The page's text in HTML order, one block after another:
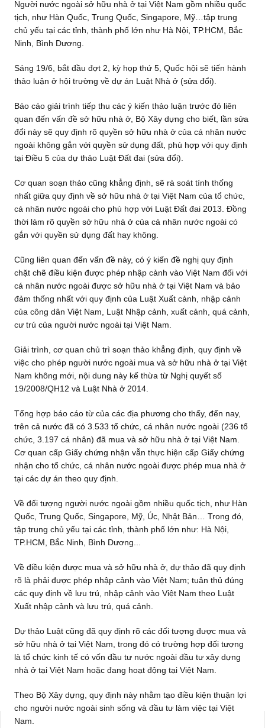
Người nước ngoài sở hữu nhà ở tại Việt Nam gồm nhiều quốc
tịch, như Hàn Quốc, Trung Quốc, Singapore, Mỹ…tập trung
chủ yếu tại các tỉnh, thành phố lớn như Hà Nội, TP.HCM, Bắc
Ninh, Bình Dương.
Sáng 19/6, bắt đầu đợt 2, kỳ họp thứ 5, Quốc hội sẽ tiến hành
thảo luận ở hội trường về dự án Luật Nhà ở (sửa đổi).
Báo cáo giải trình tiếp thu các ý kiến thảo luận trước đó liên
quan đến vấn đề sở hữu nhà ở, Bộ Xây dựng cho biết, lần sửa
đổi này sẽ quy định rõ quyền sở hữu nhà ở của cá nhân nước
ngoài không gắn với quyền sử dụng đất, phù hợp với quy định
tại Điều 5 của dự thảo Luật Đất đai (sửa đổi).
Cơ quan soạn thảo cũng khẳng định, sẽ rà soát tính thống
nhất giữa quy định về sở hữu nhà ở tại Việt Nam của tổ chức,
cá nhân nước ngoài cho phù hợp với Luật Đất đai 2013. Đồng
thời làm rõ quyền sở hữu nhà ở của cá nhân nước ngoài có
gắn với quyền sử dụng đất hay không.
Cũng liên quan đến vấn đề này, có ý kiến đề nghị quy định
chặt chẽ điều kiện được phép nhập cảnh vào Việt Nam đối với
cá nhân nước ngoài được sở hữu nhà ở tại Việt Nam và bảo
đảm thống nhất với quy định của Luật Xuất cảnh, nhập cảnh
của công dân Việt Nam, Luật Nhập cảnh, xuất cảnh, quá cảnh,
cư trú của người nước ngoài tại Việt Nam.
Giải trình, cơ quan chủ trì soạn thảo khẳng định, quy định về
việc cho phép người nước ngoài mua và sở hữu nhà ở tại Việt
Nam không mới, nội dung này kế thừa từ Nghị quyết số
19/2008/QH12 và Luật Nhà ở 2014.
Tổng hợp báo cáo từ của các địa phương cho thấy, đến nay,
trên cả nước đã có 3.533 tổ chức, cá nhân nước ngoài (236 tổ
chức, 3.197 cá nhân) đã mua và sở hữu nhà ở tại Việt Nam.
Cơ quan cấp Giấy chứng nhận vẫn thực hiện cấp Giấy chứng
nhận cho tổ chức, cá nhân nước ngoài được phép mua nhà ở
tại các dự án theo quy định.
Về đối tượng người nước ngoài gồm nhiều quốc tịch, như Hàn
Quốc, Trung Quốc, Singapore, Mỹ, Úc, Nhật Bản… Trong đó,
tập trung chủ yếu tại các tỉnh, thành phố lớn như: Hà Nội,
TP.HCM, Bắc Ninh, Bình Dương...
Về điều kiện được mua và sở hữu nhà ở, dự thảo đã quy định
rõ là phải được phép nhập cảnh vào Việt Nam; tuân thủ đúng
các quy định về lưu trú, nhập cảnh vào Việt Nam theo Luật
Xuất nhập cảnh và lưu trú, quá cảnh.
Dự thảo Luật cũng đã quy định rõ các đối tượng được mua và
sở hữu nhà ở tại Việt Nam, trong đó có trường hợp đối tượng
là tổ chức kinh tế có vốn đầu tư nước ngoài đầu tư xây dựng
nhà ở tại Việt Nam hoặc đang hoạt động tại Việt Nam.
Theo Bộ Xây dựng, quy định này nhằm tạo điều kiện thuận lợi
cho người nước ngoài sinh sống và đầu tư làm việc tại Việt
Nam.